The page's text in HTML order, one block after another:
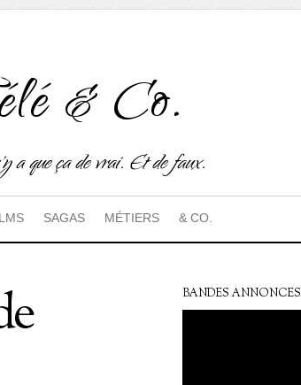
& Co.
a que ça de vrai. Et de faux.
SAGAS MÉTIERS & CO.
BANDES ANNONCES